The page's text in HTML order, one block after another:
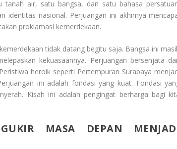
air, satu bangsa, dan satu bahasa
identitas nasional. Perjuangan ini akhirnya
proklamasi kemerdekaan.
tidak datang begitu saja. Bangsa ini
kekuasaannya. Perjuangan bersenjata
heroik seperti Pertempuran Surabaya
ini adalah fondasi yang kuat. Fondasi
Kisah ini adalah pengingat berharga bagi
MASA DEPAN